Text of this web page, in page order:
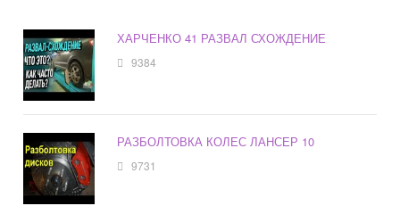
ХАРЧЕНКО 41 РАЗВАЛ СХОЖДЕНИЕ
9384
РАЗБОЛТОВКА КОЛЕС ЛАНСЕР 10
9731